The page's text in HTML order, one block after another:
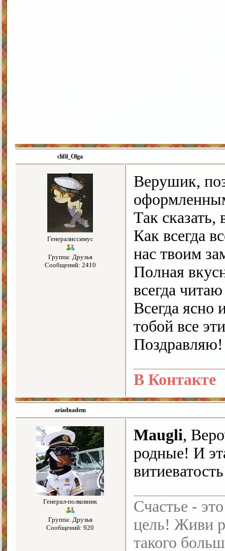
clifil_Olga
Генералиссимус
Группа: Друзья
Сообщений: 2410
Верушик,
Так сказать,
Как всегда
нас твоим
Полная
всегда
Всегда ясно
тобой все
Поздравляю!
В Контакте
ariadnadem
Генерал-полковник
Группа: Друзья
Сообщений: 920
Maugli,
родные! И
Счастье -
цель! Живи
такого